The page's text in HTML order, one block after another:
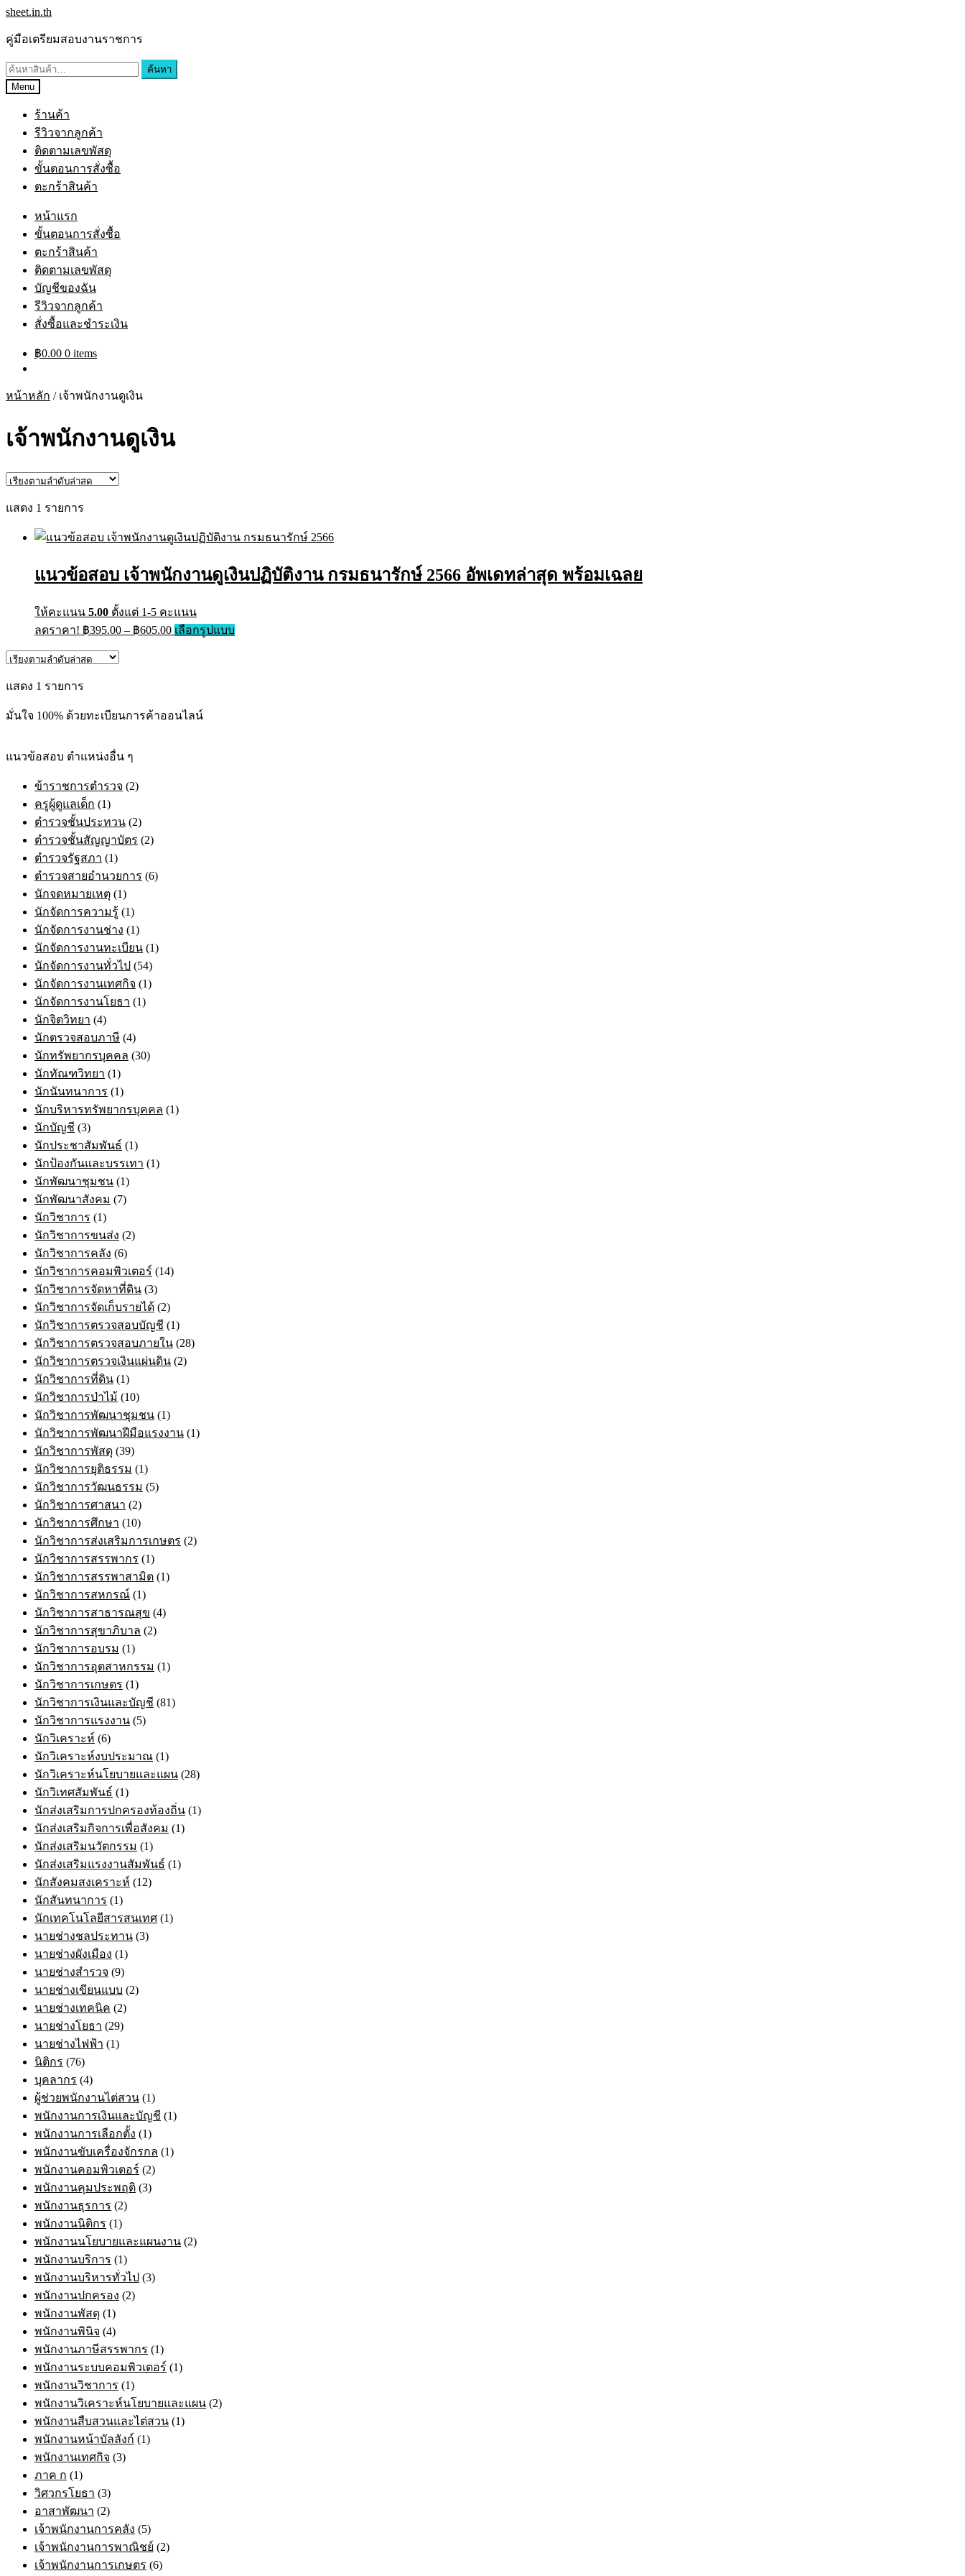
Skip
navigation
Skip
content
sheet.in.th
คู่มือเตรียมสอบงานราชการ
ค้นหา:
ค้นหา
Menu
ร้านค้า
รีวิวจากลูกค้า
ติดตามเลขพัสดุ
ขั้นตอนการสั่งซื้อ
ตะกร้าสินค้า
หน้าแรก
ขั้นตอนการสั่งซื้อ
ตะกร้าสินค้า
ติดตามเลขพัสดุ
บัญชีของฉัน
รีวิวจากลูกค้า
สั่งซื้อและชำระเงิน
฿0.00 0 items
หน้าหลัก / เจ้าพนักงานดูเงิน
เจ้าพนักงานดูเงิน
แสดง 1 รายการ
แนวข้อสอบ เจ้าพนักงานดูเงินปฏิบัติงาน กรมธนารักษ์ 2566 อัพเดทล่าสุด พร้อมเฉลย
ให้คะแนน 5.00 ตั้งแต่ 1-5 คะแนน
ลดราคา! ฿395.00 – ฿605.00Price
range:
เลือกรูปแบบThis
product
แสดง 1 รายการ
มั่นใจ 100% ด้วยทะเบียนการค้าออนไลน์
แนวข้อสอบ ตำแหน่งอื่น ๆ
ข้าราชการตำรวจ (2)
ครูผู้ดูแลเด็ก (1)
ตำรวจชั้นประทวน (2)
ตำรวจชั้นสัญญาบัตร (2)
ตำรวจรัฐสภา (1)
ตำรวจสายอำนวยการ (6)
นักจดหมายเหตุ (1)
นักจัดการความรู้ (1)
นักจัดการงานช่าง (1)
นักจัดการงานทะเบียน (1)
นักจัดการงานทั่วไป (54)
นักจัดการงานเทศกิจ (1)
นักจัดการงานโยธา (1)
นักจิตวิทยา (4)
นักตรวจสอบภาษี (4)
นักทรัพยากรบุคคล (30)
นักทัณฑวิทยา (1)
นักนันทนาการ (1)
นักบริหารทรัพยากรบุคคล (1)
นักบัญชี (3)
นักประชาสัมพันธ์ (1)
นักป้องกันและบรรเทา (1)
นักพัฒนาชุมชน (1)
นักพัฒนาสังคม (7)
นักวิชาการ (1)
นักวิชาการขนส่ง (2)
นักวิชาการคลัง (6)
นักวิชาการคอมพิวเตอร์ (14)
นักวิชาการจัดหาที่ดิน (3)
นักวิชาการจัดเก็บรายได้ (2)
นักวิชาการตรวจสอบบัญชี (1)
นักวิชาการตรวจสอบภายใน (28)
นักวิชาการตรวจเงินแผ่นดิน (2)
นักวิชาการที่ดิน (1)
นักวิชาการป่าไม้ (10)
นักวิชาการพัฒนาชุมชน (1)
นักวิชาการพัฒนาฝีมือแรงงาน (1)
นักวิชาการพัสดุ (39)
นักวิชาการยุติธรรม (1)
นักวิชาการวัฒนธรรม (5)
นักวิชาการศาสนา (2)
นักวิชาการศึกษา (10)
นักวิชาการส่งเสริมการเกษตร (2)
นักวิชาการสรรพากร (1)
นักวิชาการสรรพาสามิต (1)
นักวิชาการสหกรณ์ (1)
นักวิชาการสาธารณสุข (4)
นักวิชาการสุขาภิบาล (2)
นักวิชาการอบรม (1)
นักวิชาการอุตสาหกรรม (1)
นักวิชาการเกษตร (1)
นักวิชาการเงินและบัญชี (81)
นักวิชาการแรงงาน (5)
นักวิเคราะห์ (6)
นักวิเคราะห์งบประมาณ (1)
นักวิเคราะห์นโยบายและแผน (28)
นักวิเทศสัมพันธ์ (1)
นักส่งเสริมการปกครองท้องถิ่น (1)
นักส่งเสริมกิจการเพื่อสังคม (1)
นักส่งเสริมนวัตกรรม (1)
นักส่งเสริมแรงงานสัมพันธ์ (1)
นักสังคมสงเคราะห์ (12)
นักสันทนาการ (1)
นักเทคโนโลยีสารสนเทศ (1)
นายช่างชลประทาน (3)
นายช่างผังเมือง (1)
นายช่างสำรวจ (9)
นายช่างเขียนแบบ (2)
นายช่างเทคนิค (2)
นายช่างโยธา (29)
นายช่างไฟฟ้า (1)
นิติกร (76)
บุคลากร (4)
ผู้ช่วยพนักงานไต่สวน (1)
พนักงานการเงินและบัญชี (1)
พนักงานการเลือกตั้ง (1)
พนักงานขับเครื่องจักรกล (1)
พนักงานคอมพิวเตอร์ (2)
พนักงานคุมประพฤติ (3)
พนักงานธุรการ (2)
พนักงานนิติกร (1)
พนักงานนโยบายและแผนงาน (2)
พนักงานบริการ (1)
พนักงานบริหารทั่วไป (3)
พนักงานปกครอง (2)
พนักงานพัสดุ (1)
พนักงานพินิจ (4)
พนักงานภาษีสรรพากร (1)
พนักงานระบบคอมพิวเตอร์ (1)
พนักงานวิชาการ (1)
พนักงานวิเคราะห์นโยบายและแผน (2)
พนักงานสืบสวนและไต่สวน (1)
พนักงานหน้าบัลลังก์ (1)
พนักงานเทศกิจ (3)
ภาค ก (1)
วิศวกรโยธา (3)
อาสาพัฒนา (2)
เจ้าพนักงานการคลัง (5)
เจ้าพนักงานการพาณิชย์ (2)
เจ้าพนักงานการเกษตร (6)